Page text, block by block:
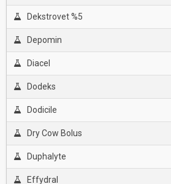
Dekstrovet %5
Depomin
Diacel
Dodeks
Dodicile
Dry Cow Bolus
Duphalyte
Effydral